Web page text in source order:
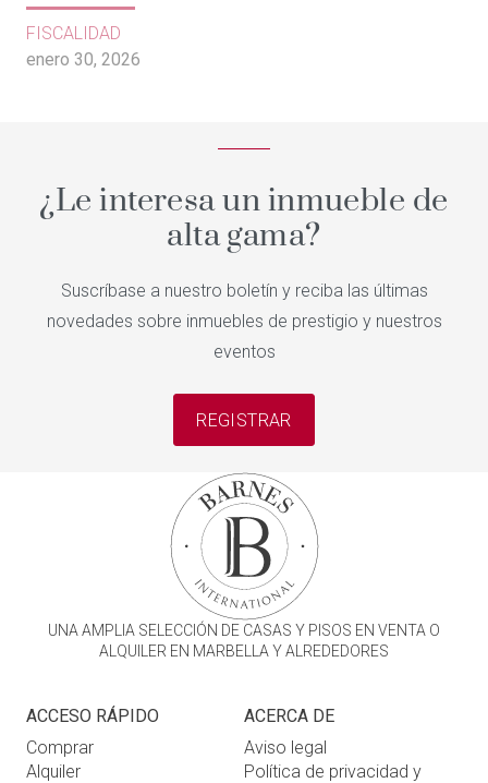
enero 30, 2026
FISCALIDAD
¿Le interesa un inmueble de
alta gama?
Suscríbase a nuestro boletín y reciba las últimas
novedades sobre inmuebles de prestigio y nuestros
eventos
REGISTRAR
UNA AMPLIA SELECCIÓN DE CASAS Y PISOS EN VENTA O
ALQUILER EN MARBELLA Y ALREDEDORES
ACCESO RÁPIDO
Comprar
Alquiler
ACERCA DE
Aviso legal
Política de privacidad y